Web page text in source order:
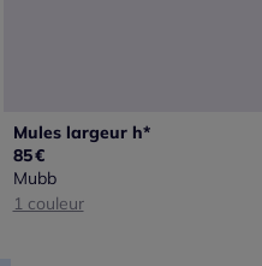
Mules largeur h*
85€
Mubb
1 couleur